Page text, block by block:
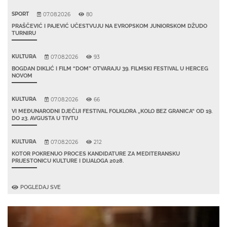
SPORT 07.08.2026 80
PRAŠČEVIĆ I PAJEVIĆ UČESTVUJU NA EVROPSKOM JUNIORSKOM DŽUDO
TURNIRU
KULTURA 07.08.2026 93
BOGDAN DIKLIĆ I FILM “DOM” OTVARAJU 39. FILMSKI FESTIVAL U HERCEG
NOVOM
KULTURA 07.08.2026 66
VI MEĐUNARODNI DJEČIJI FESTIVAL FOLKLORA „KOLO BEZ GRANICA“ OD 19.
DO 23. AVGUSTA U TIVTU
KULTURA 07.08.2026 212
KOTOR POKRENUO PROCES KANDIDATURE ZA MEDITERANSKU
PRIJESTONICU KULTURE I DIJALOGA 2028.
POGLEDAJ SVE